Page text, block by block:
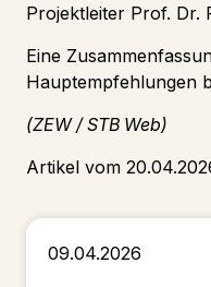
Projektleiter Prof. Dr.
Eine
Hauptempfehlungen
(ZEW / STB Web)
Artikel vom
09.04.2026